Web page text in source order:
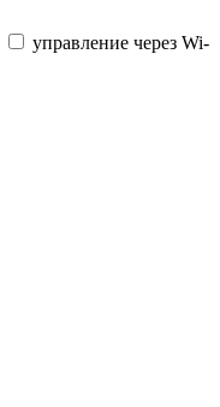
управление через Wi-